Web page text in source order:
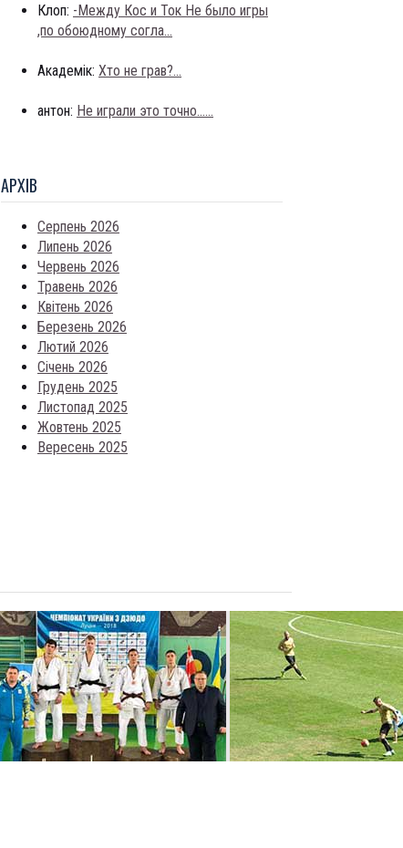
Клоп: -Между Кос и Ток Не было игры
,по обоюдному согла...
Академік: Хто не грав?...
антон: Не играли это точно......
АРХIВ
Серпень 2026
Липень 2026
Червень 2026
Травень 2026
Квітень 2026
Березень 2026
Лютий 2026
Січень 2026
Грудень 2025
Листопад 2025
Жовтень 2025
Вересень 2025